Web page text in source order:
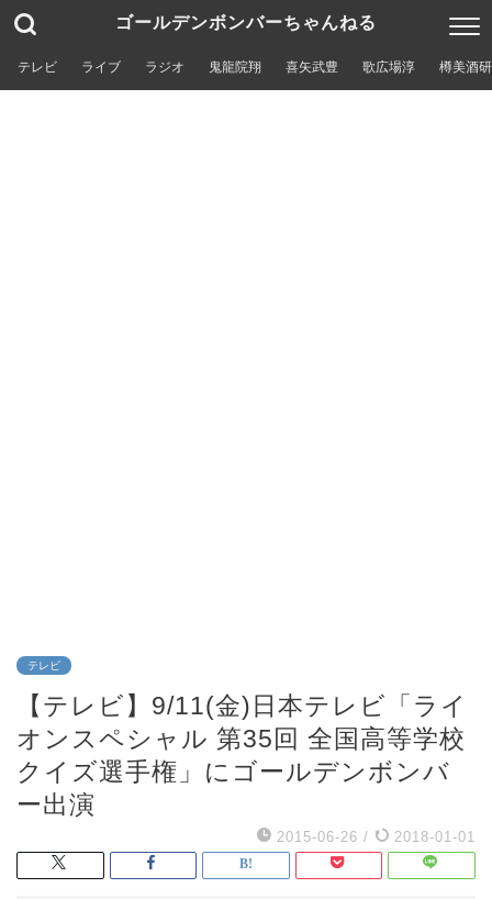
ゴールデンボンバーちゃんねる
テレビ ライブ ラジオ 鬼龍院翔 喜矢武豊 歌広場淳 樽美酒
テレビ
【テレビ】9/11(金)日本テレビ「ライ
オンスペシャル 第35回 全国高等学校
クイズ選手権」にゴールデンボンバ
ー出演
2015-06-26 / 2018-01-01